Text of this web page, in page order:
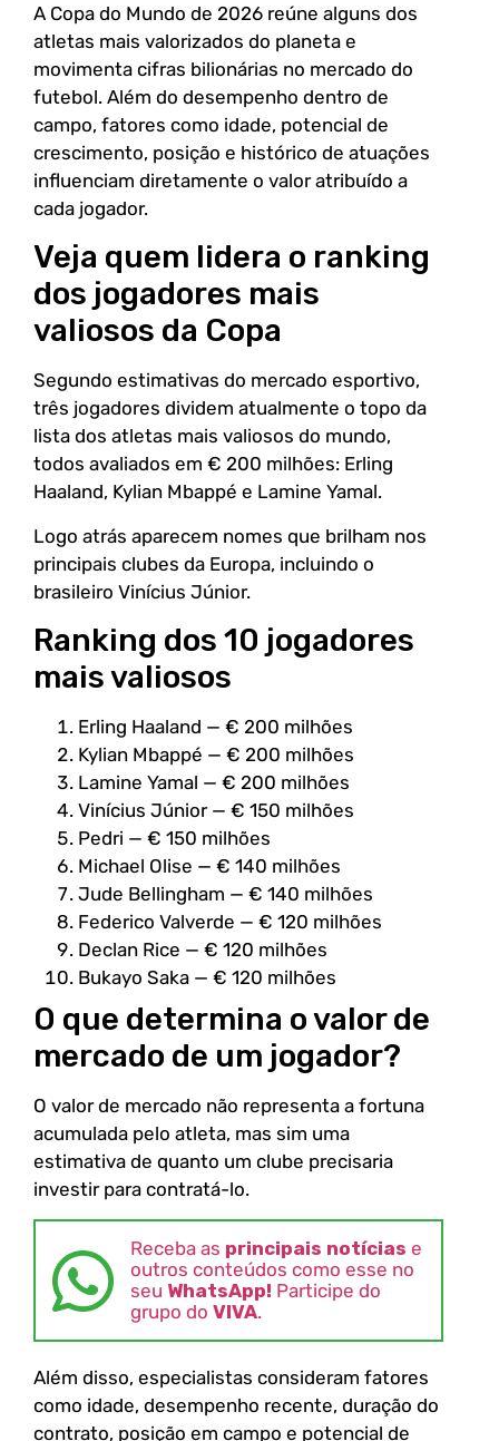
A Copa do Mundo de 2026 reúne alguns dos
atletas mais valorizados do planeta e
movimenta cifras bilionárias no mercado do
futebol. Além do desempenho dentro de
campo, fatores como idade, potencial de
crescimento, posição e histórico de atuações
influenciam diretamente o valor atribuído a
cada jogador.
Veja quem lidera o ranking
dos jogadores mais
valiosos da Copa
Segundo estimativas do mercado esportivo,
três jogadores dividem atualmente o topo da
lista dos atletas mais valiosos do mundo,
todos avaliados em € 200 milhões: Erling
Haaland, Kylian Mbappé e Lamine Yamal.
Logo atrás aparecem nomes que brilham nos
principais clubes da Europa, incluindo o
brasileiro Vinícius Júnior.
Ranking dos 10 jogadores
mais valiosos
Erling Haaland — € 200 milhões
Kylian Mbappé — € 200 milhões
Lamine Yamal — € 200 milhões
Vinícius Júnior — € 150 milhões
Pedri — € 150 milhões
Michael Olise — € 140 milhões
Jude Bellingham — € 140 milhões
Federico Valverde — € 120 milhões
Declan Rice — € 120 milhões
Bukayo Saka — € 120 milhões
O que determina o valor de
mercado de um jogador?
O valor de mercado não representa a fortuna
acumulada pelo atleta, mas sim uma
estimativa de quanto um clube precisaria
investir para contratá-lo.
Receba as principais notícias e
outros conteúdos como esse no
seu WhatsApp! Participe do
grupo do VIVA.
Além disso, especialistas consideram fatores
como idade, desempenho recente, duração do
contrato, posição em campo e potencial de